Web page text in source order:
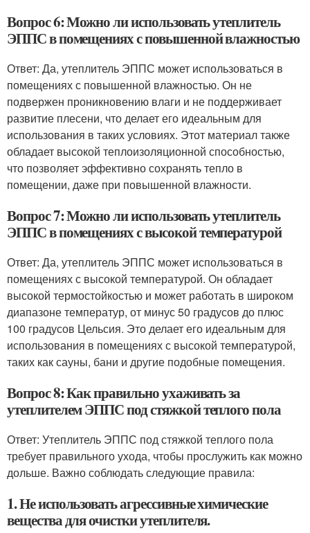
Вопрос 6: Можно ли использовать утеплитель
ЭППС в помещениях с повышенной влажностью
Ответ: Да, утеплитель ЭППС может использоваться в
помещениях с повышенной влажностью. Он не
подвержен проникновению влаги и не поддерживает
развитие плесени, что делает его идеальным для
использования в таких условиях. Этот материал также
обладает высокой теплоизоляционной способностью,
что позволяет эффективно сохранять тепло в
помещении, даже при повышенной влажности.
Вопрос 7: Можно ли использовать утеплитель
ЭППС в помещениях с высокой температурой
Ответ: Да, утеплитель ЭППС может использоваться в
помещениях с высокой температурой. Он обладает
высокой термостойкостью и может работать в широком
диапазоне температур, от минус 50 градусов до плюс
100 градусов Цельсия. Это делает его идеальным для
использования в помещениях с высокой температурой,
таких как сауны, бани и другие подобные помещения.
Вопрос 8: Как правильно ухаживать за
утеплителем ЭППС под стяжкой теплого пола
Ответ: Утеплитель ЭППС под стяжкой теплого пола
требует правильного ухода, чтобы прослужить как можно
дольше. Важно соблюдать следующие правила:
1. Не использовать агрессивные химические
вещества для очистки утеплителя.